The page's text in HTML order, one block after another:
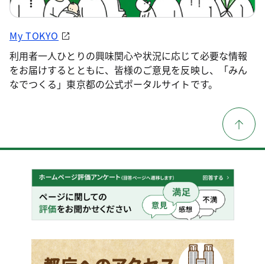
My TOKYO
利用者一人ひとりの興味関心や状況に応じて必要な情報
をお届けするとともに、皆様のご意見を反映し、「みん
なでつくる」東京都の公式ポータルサイトです。